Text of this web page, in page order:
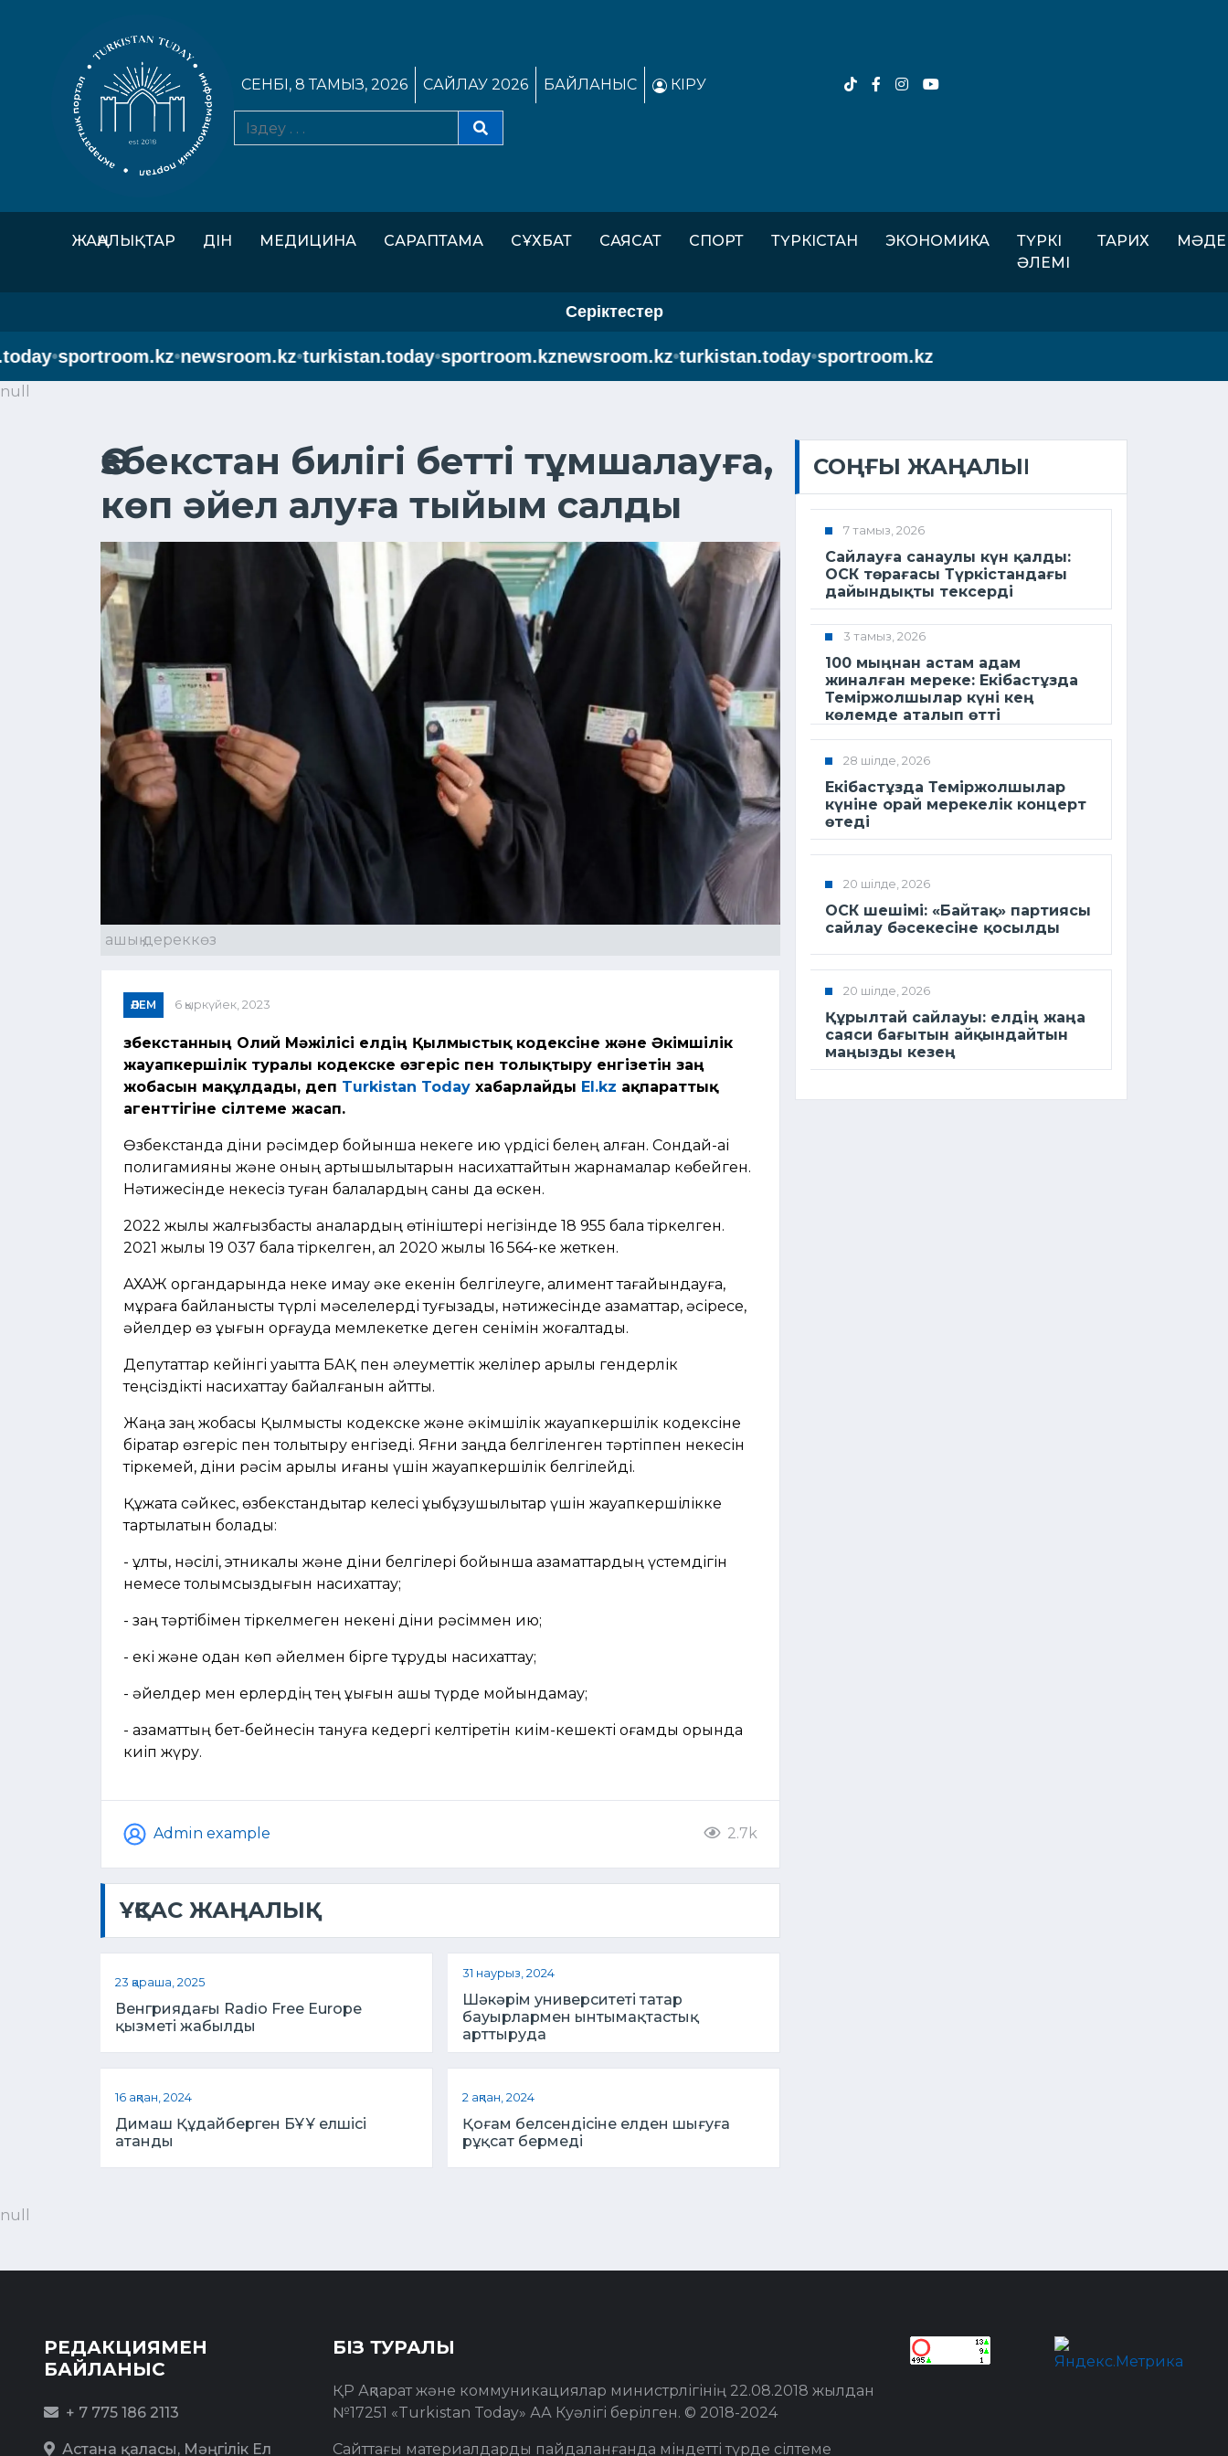
СЕНБІ, 8 ТАМЫЗ, 2026 САЙЛАУ 2026 БАЙЛАНЫС КІРУ
ЖАҢАЛЫҚТАР ДІН МЕДИЦИНА САРАПТАМА СҰХБАТ САЯСАТ СПОРТ ТҮРКІСТАН ЭКОНОМИКА
ТҮРКІ
ӘЛЕМІ
ТАРИХ
Серіктестер
•sportroom.kz•newsroom.kz•turkistan.today•sportroom.kznewsroom.kz•turkistan.today•sportroom.kz
null
Өзбекстан билігі бетті тұмшалауға,
көп әйел алуға тыйым салды
ашық дереккөз
ӘЛЕМ 6 қыркүйек, 2023
Өзбекстанның Олий Мәжілісі елдің Қылмыстық кодексіне және Әкімшілік
жауапкершілік туралы кодекске өзгеріс пен толықтыру енгізетін заң
жобасын мақұлдады, деп Turkistan Today хабарлайды El.kz ақпараттық
агенттігіне сілтеме жасап.
Өзбекстанда діни рәсімдер бойынша некеге қию үрдісі белең алған. Сондай-ақі
полигамияны және оның артықшылықтарын насихаттайтын жарнамалар көбейген.
Нәтижесінде некесіз туған балалардың саны да өскен.
2022 жылы жалғызбасты аналардың өтініштері негізінде 18 955 бала тіркелген.
2021 жылы 19 037 бала тіркелген, ал 2020 жылы 16 564-ке жеткен.
АХАЖ органдарында неке қимау әке екенін белгілеуге, алимент тағайындауға,
мұраға байланысты түрлі мәселелерді туғызады, нәтижесінде азаматтар, әсіресе,
әйелдер өз құқығын қорғауда мемлекетке деген сенімін жоғалтады.
Депутаттар кейінгі уақытта БАҚ пен әлеуметтік желілер арқылы гендерлік
теңсіздікті насихаттау байқалғанын айтты.
Жаңа заң жобасы Қылмыстық кодекске және әкімшілік жауапкершілік кодексіне
бірқатар өзгеріс пен толықтыру енгізеді. Яғни заңда белгіленген тәртіппен некесін
тіркемей, діни рәсім арқылы қиғаны үшін жауапкершілік белгілейді.
Құжатқа сәйкес, өзбекстандықтар келесі құқықбұзушылықтар үшін жауапкершілікке
тартылатын болады:
- ұлты, нәсілі, этникалық және діни белгілері бойынша азаматтардың үстемдігін
немесе толымсыздығын насихаттау;
- заң тәртібімен тіркелмеген некені діни рәсіммен қию;
- екі және одан көп әйелмен бірге тұруды насихаттау;
- әйелдер мен ерлердің тең құқығын ашық түрде мойындамау;
- азаматтың бет-бейнесін тануға кедергі келтіретін киім-кешекті қоғамдық орында
киіп жүру.
Admin example 2.7k
ҰҚСАС ЖАҢАЛЫҚ
23 қараша, 2025
Венгриядағы Radio Free Europe
қызметі жабылды
31 наурыз, 2024
Шәкәрім университеті татар
бауырлармен ынтымақтастық
арттыруда
16 ақпан, 2024
Димаш Құдайберген БҰҰ елшісі
атанды
2 ақпан, 2024
Қоғам белсендісіне елден шығуға
рұқсат бермеді
СОҢҒЫ ЖАҢАЛЫҚ
7 тамыз, 2026
Сайлауға санаулы күн қалды:
ОСК төрағасы Түркістандағы
дайындықты тексерді
3 тамыз, 2026
100 мыңнан астам адам
жиналған мереке: Екібастұзда
Теміржолшылар күні кең
көлемде аталып өтті
28 шілде, 2026
Екібастұзда Теміржолшылар
күніне орай мерекелік концерт
өтеді
20 шілде, 2026
ОСК шешімі: «Байтақ» партиясы
сайлау бәсекесіне қосылды
20 шілде, 2026
Құрылтай сайлауы: елдің жаңа
саяси бағытын айқындайтын
маңызды кезең
null
РЕДАКЦИЯМЕН
БАЙЛАНЫС
+ 7 775 186 2113
Астана қаласы, Мәңгілік Ел
БІЗ ТУРАЛЫ
ҚР Ақпарат және коммуникациялар министрлігінің 22.08.2018 жылдан
№17251 «Turkistan Today» АА Куәлігі берілген. © 2018-2024
Сайттағы материалдарды пайдаланғанда міндетті түрде сілтеме